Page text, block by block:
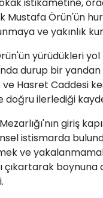
istikametine,
Mustafa Örün'ün
ve yakınlık
yürüdükleri
durup bir yandan
ve Hasret Caddesi
doğru ilerlediği
giriş
istismarda
ve
çıkartarak boynuna